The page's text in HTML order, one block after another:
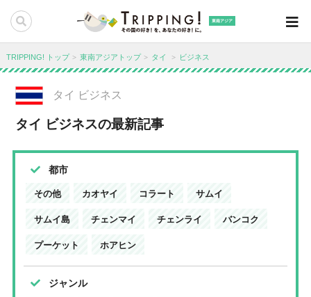
東南アジア
TRIPPING! トップ 東南アジアトップ タイ ビジネス
タイ ビジネス
タイ ビジネスの最新記事
都市
その他 カオヤイ コラート サムイ
サムイ島 チェンマイ チェンライ バンコク
プーケット ホアヒン
ジャンル